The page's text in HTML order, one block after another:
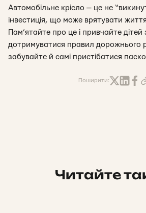
Автомобільне крісло — це не
інвестиція, що може врятувати
Пам’ятайте про це і привчайте дітей
дотримуватися правил дорожнього
забувайте й самі пристібатися
Поширити:
Читайте